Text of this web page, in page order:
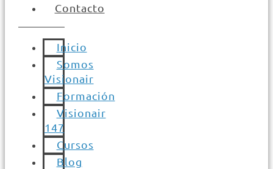
Contacto
Inicio
Somos
Visionair
Formación
Visionair
147
Cursos
Blog